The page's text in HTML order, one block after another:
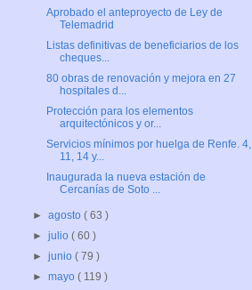
Aprobado el anteproyecto de Ley de
Telemadrid
Listas definitivas de beneficiarios de los
cheques...
80 obras de renovación y mejora en 27
hospitales d...
Protección para los elementos
arquitectónicos y or...
Servicios mínimos por huelga de Renfe. 4,
11, 14 y...
Inaugurada la nueva estación de
Cercanías de Soto ...
►agosto( 63 )
►julio( 60 )
►junio( 79 )
►mayo( 119 )